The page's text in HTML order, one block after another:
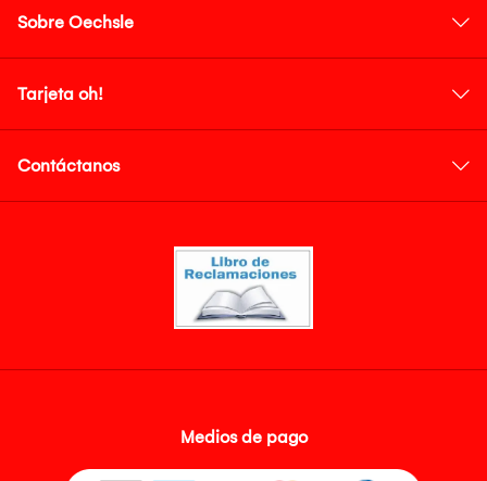
Sobre Oechsle
Tarjeta oh!
Contáctanos
Medios de pago